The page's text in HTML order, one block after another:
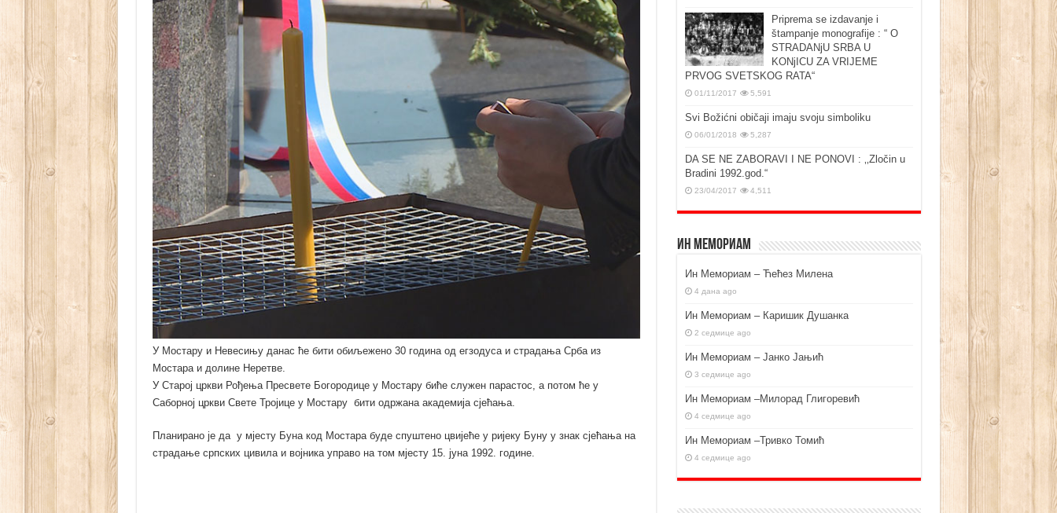
У Мостару и Невесињу данас ће бити обиљежено 30 година од егзодуса и страдања Срба из
Мостара и долине Неретве.
У Старој цркви Рођења Пресвете Богородице у Мостару биће служен парастос, а потом ће у
Саборној цркви Свете Тројице у Мостару бити одржана академија сјећања.
Планирано је да у мјесту Буна код Мостара буде спуштено цвијеће у ријеку Буну у знак сјећања на
страдање српских цивила и војника управо на том мјесту 15. јуна 1992. године.
Priprema se izdavanje i
štampanje monografije : “ O
STRADANjU SRBA U
KONjICU ZA VRIJEME
PRVOG SVETSKOG RATA“
01/11/2017 5,591
Svi Božićni običaji imaju svoju simboliku
06/01/2018 5,287
DA SE NE ZABORAVI I NE PONOVI : ‚‚Zločin u
Bradini 1992.god.“
23/04/2017 4,511
Ин Мемориам
Ин Мемориам – Ћећез Милена
4 дана ago
Ин Мемориам – Каришик Душанка
2 седмице ago
Ин Мемориам – Јанко Јањић
3 седмице ago
Ин Мемориам –Милорад Глигоревић
4 седмице ago
Ин Мемориам –Тривко Томић
4 седмице ago